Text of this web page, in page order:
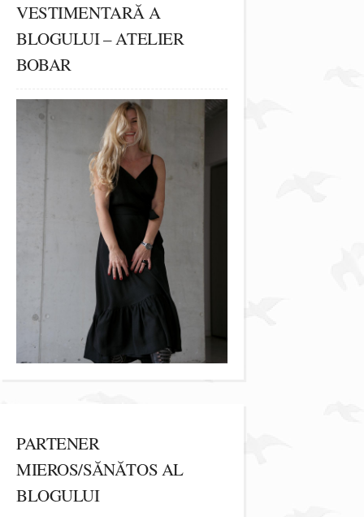
VESTIMENTARĂ A
BLOGULUI – ATELIER
BOBAR
PARTENER
MIEROS/SĂNĂTOS AL
BLOGULUI